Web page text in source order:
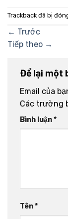
Trackback đã bị
← Trước
Tiếp theo →
Để lại một
Email của
Các trường
Bình luận*
Tên*